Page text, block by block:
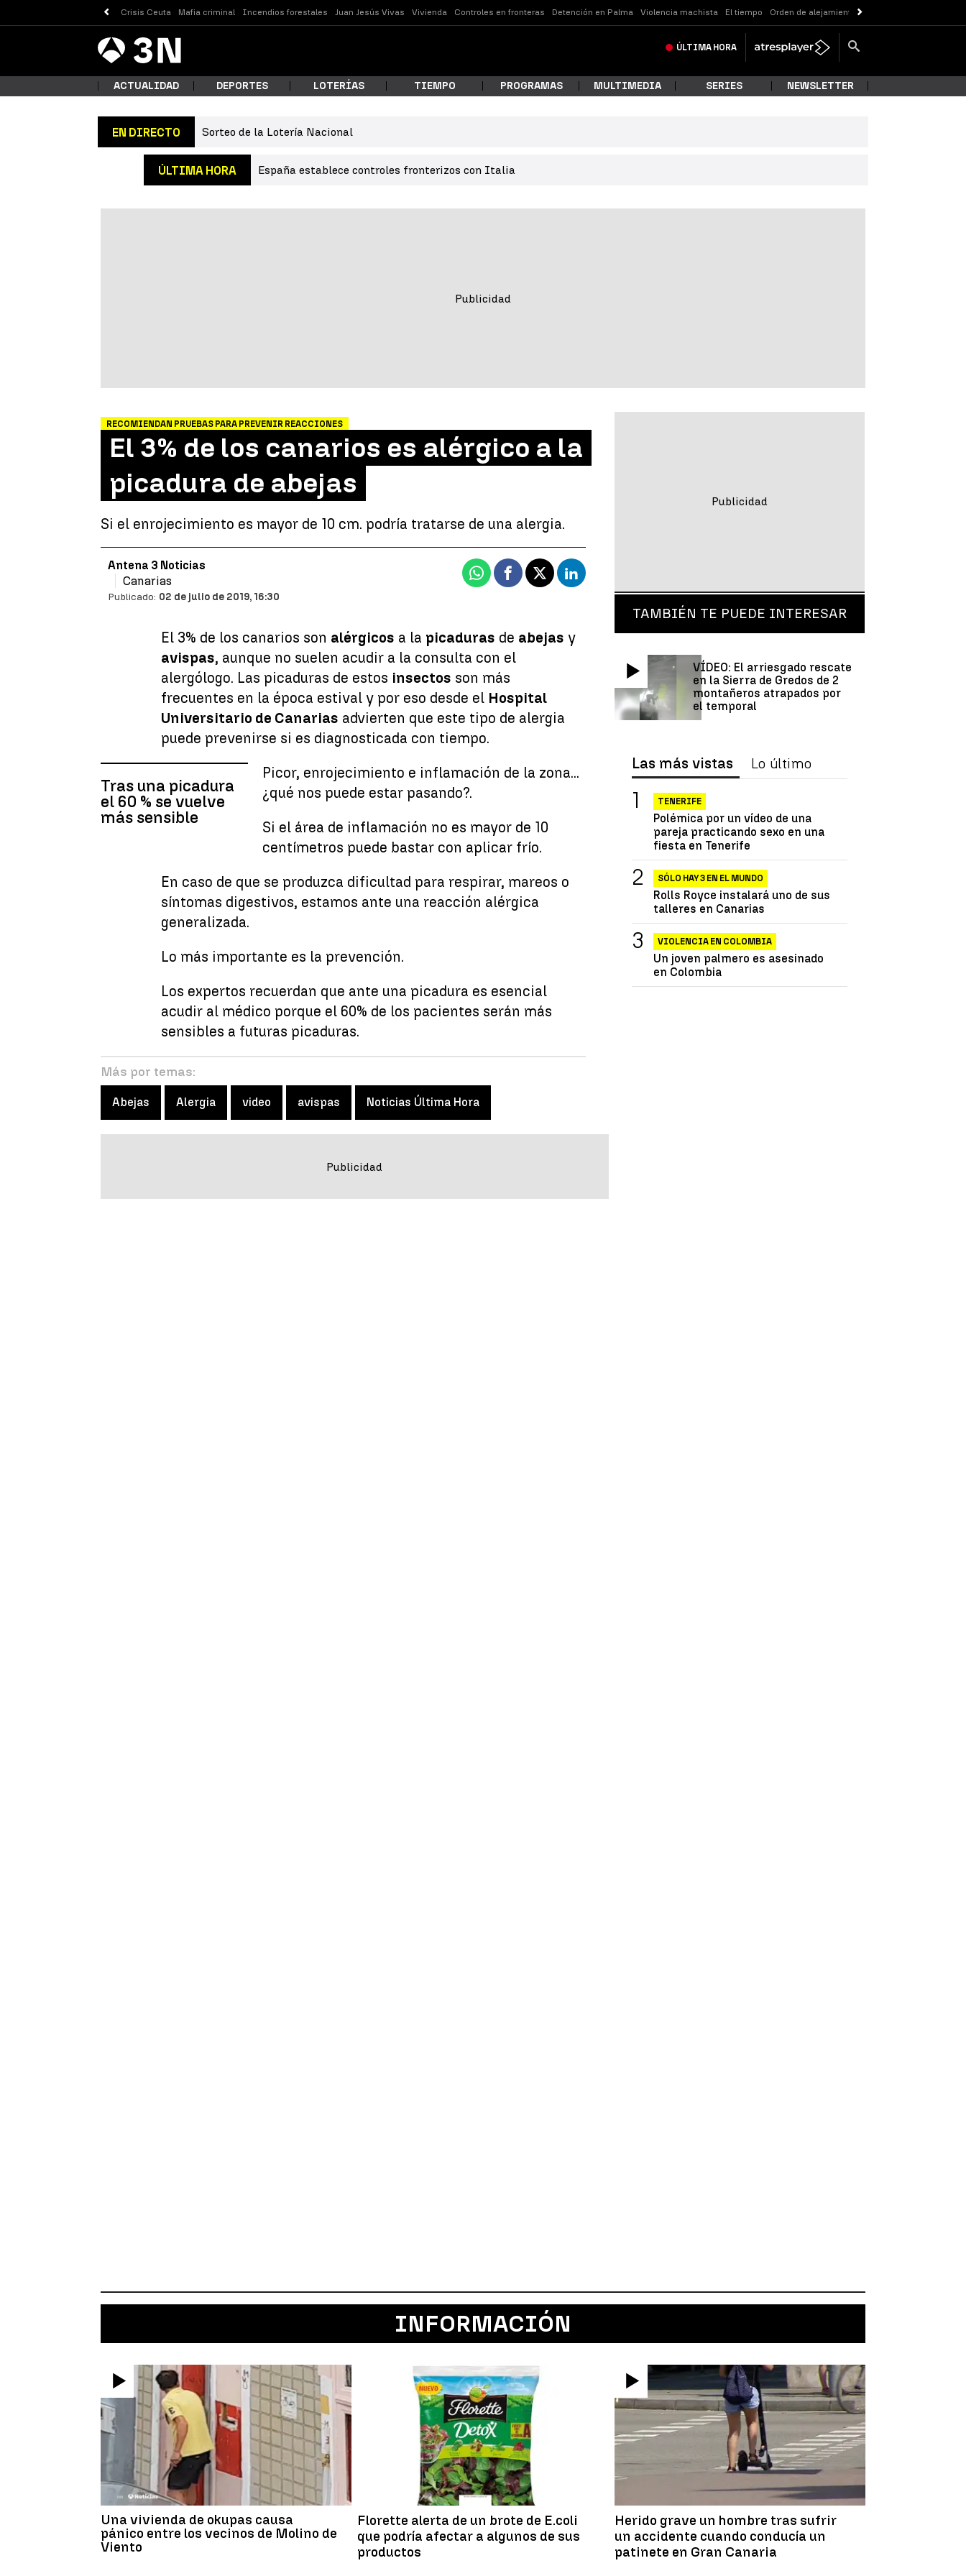
Crisis Ceuta Mafia criminal Incendios forestales Juan Jesús Vivas Vivienda Controles en fronteras Detención en Palma Violencia machista El tiempo Orden de alejamiento
Antena
3 Noticias ÚLTIMA HORA
¿Qué estás buscando?
ACTUALIDAD DEPORTES LOTERÍAS TIEMPO PROGRAMAS MULTIMEDIA SERIES NEWSLETTER
EN DIRECTO Sorteo de la Lotería Nacional
ÚLTIMA HORA España establece controles fronterizos con Italia
RECOMIENDAN PRUEBAS PARA PREVENIR REACCIONES
El 3% de los canarios es alérgico a la
picadura de abejas
Si el enrojecimiento es mayor de 10 cm. podría tratarse de una alergia.
Antena 3 Noticias
Canarias
Publicado: 02 de julio de 2019, 16:30
WhatsappFacebook
X Linkedin
El 3% de los canarios son alérgicos a la picaduras de abejas y
avispas, aunque no suelen acudir a la consulta con el
alergólogo. Las picaduras de estos insectos son más
frecuentes en la época estival y por eso desde el Hospital
Universitario de Canarias advierten que este tipo de alergia
puede prevenirse si es diagnosticada con tiempo.
Tras una picadura
el 60 % se vuelve
más sensible
Picor, enrojecimiento e inflamación de la zona...
¿qué nos puede estar pasando?.
Si el área de inflamación no es mayor de 10
centímetros puede bastar con aplicar frío.
En caso de que se produzca dificultad para respirar, mareos o
síntomas digestivos, estamos ante una reacción alérgica
generalizada.
Lo más importante es la prevención.
Los expertos recuerdan que ante una picadura es esencial
acudir al médico porque el 60% de los pacientes serán más
sensibles a futuras picaduras.
Más por temas:
Abejas Alergia video avispas Noticias Última Hora
TAMBIÉN TE PUEDE INTERESAR
VÍDEO: El arriesgado rescate
en la Sierra de Gredos de 2
montañeros atrapados por
el temporal
Las más vistas Lo último
TENERIFE
Polémica por un vídeo de una
pareja practicando sexo en una
fiesta en Tenerife
SÓLO HAY 3 EN EL MUNDO
Rolls Royce instalará uno de sus
talleres en Canarias
VIOLENCIA EN COLOMBIA
Un joven palmero es asesinado
en Colombia
INFORMACIÓN
Una vivienda de okupas causa
pánico entre los vecinos de Molino de
Viento
Florette alerta de un brote de E.coli
que podría afectar a algunos de sus
productos
Herido grave un hombre tras sufrir
un accidente cuando conducía un
patinete en Gran Canaria